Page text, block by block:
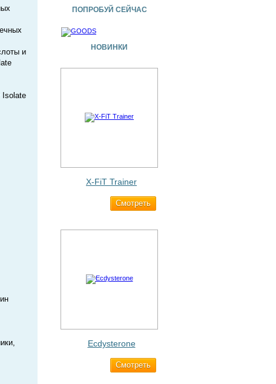
и
Isolate
ПОПРОБУЙ СЕЙЧАС
НОВИНКИ
X-FiT Trainer
Cмотреть
Ecdysterone
Cмотреть